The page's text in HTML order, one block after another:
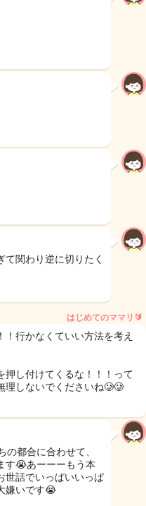
関わり逆に切りたく
はじめてのママリ🔰
行かなくていい方法を考え
押し付けてくるな！！！って
理しないでくださいね🥲🥲
都合に合わせて、
す😭あーーーもう本
世話でいっぱいいっぱ
嫌いです😭